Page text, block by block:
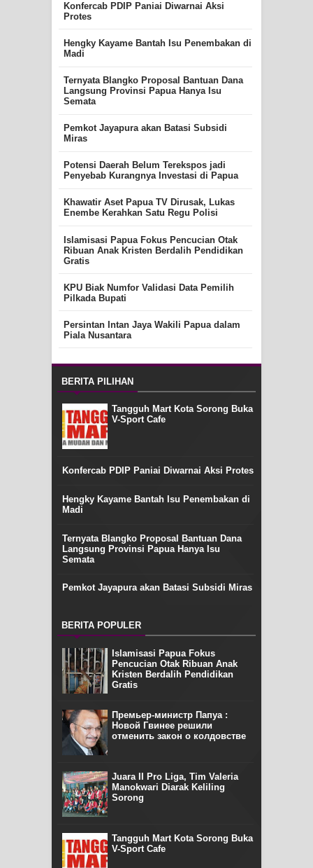
Konfercab PDIP Paniai Diwarnai Aksi
Protes
Hengky Kayame Bantah Isu Penembakan di
Madi
Ternyata Blangko Proposal Bantuan Dana
Langsung Provinsi Papua Hanya Isu
Semata
Pemkot Jayapura akan Batasi Subsidi
Miras
Potensi Daerah Belum Terekspos jadi
Penyebab Kurangnya Investasi di Papua
Khawatir Aset Papua TV Dirusak, Lukas
Enembe Kerahkan Satu Regu Polisi
Islamisasi Papua Fokus Pencucian Otak
Ribuan Anak Kristen Berdalih Pendidikan
Gratis
KPU Biak Numfor Validasi Data Pemilih
Pilkada Bupati
Persintan Intan Jaya Wakili Papua dalam
Piala Nusantara
BERITA PILIHAN
Tangguh Mart Kota Sorong Buka
V-Sport Cafe
Konfercab PDIP Paniai Diwarnai Aksi Protes
Hengky Kayame Bantah Isu Penembakan di
Madi
Ternyata Blangko Proposal Bantuan Dana
Langsung Provinsi Papua Hanya Isu
Semata
Pemkot Jayapura akan Batasi Subsidi Miras
BERITA POPULER
Islamisasi Papua Fokus
Pencucian Otak Ribuan Anak
Kristen Berdalih Pendidikan
Gratis
Премьер-министр Папуа :
Новой Гвинее решили
отменить закон о колдовстве
Juara II Pro Liga, Tim Valeria
Manokwari Diarak Keliling
Sorong
Tangguh Mart Kota Sorong Buka
V-Sport Cafe